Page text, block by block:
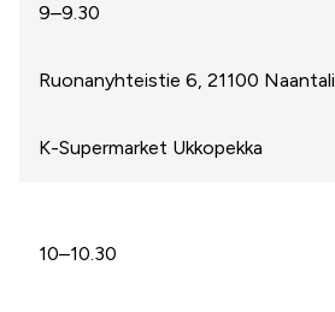
9–9.30
Ruonanyhteistie 6, 21100 Naantali
K-Supermarket Ukkopekka
10–10.30